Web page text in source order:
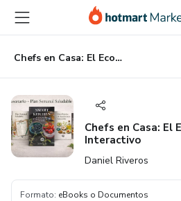
principal
página
de
página
Chefs en Casa: El Ecosistema Culinario Interactivo
Chefs en Casa: El
Interactivo
Daniel Riveros
Formato: eBooks o Documentos